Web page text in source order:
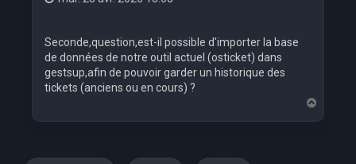
Seconde,question,est-il possible d'importer la base
de données de notre outil actuel (osticket) dans
gestsup,afin de pouvoir garder un historique des
tickets (anciens ou en cours) ?
a